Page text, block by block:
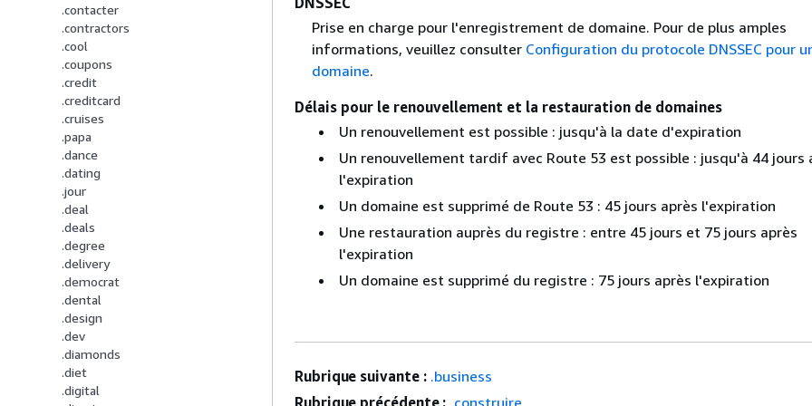
.contacter
.contractors
.cool
.coupons
.credit
.creditcard
.cruises
.papa
.dance
.dating
.jour
.deal
.deals
.degree
.delivery
.democrat
.dental
.design
.dev
.diamonds
.diet
.digital
Prise en charge pour l'enregistrement de domaine. Pour de plus amples
informations, veuillez consulter Configuration du protocole DNSSEC pour
domaine.
Délais pour le renouvellement et la restauration de domaines
Un renouvellement est possible : jusqu'à la date d'expiration
Un renouvellement tardif avec Route 53 est possible : jusqu'à 44 jours
l'expiration
Un domaine est supprimé de Route 53 : 45 jours après l'expiration
Une restauration auprès du registre : entre 45 jours et 75 jours après
l'expiration
Un domaine est supprimé du registre : 75 jours après l'expiration
Rubrique suivante : .business
Rubrique précédente : .construire